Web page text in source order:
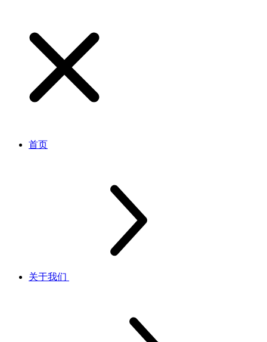
首页
关于我们